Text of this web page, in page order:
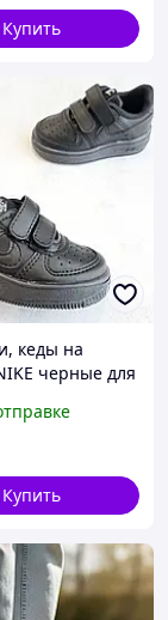
Купить
кеды на
черные для
Купить